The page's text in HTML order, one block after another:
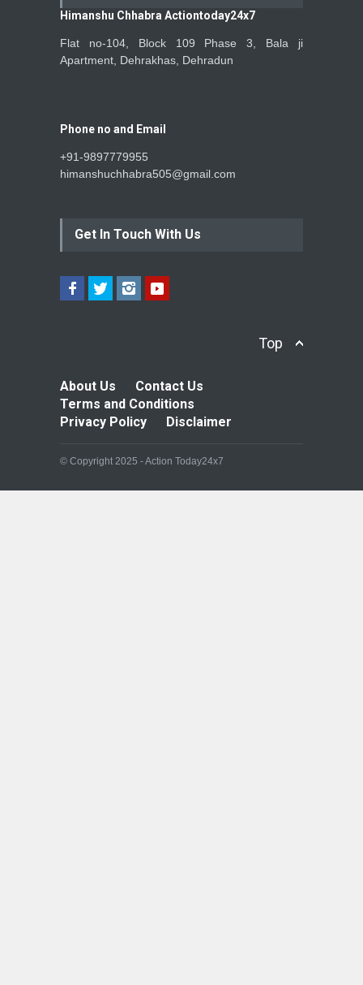
Himanshu Chhabra Actiontoday24x7
Flat no-104, Block 109 Phase 3, Bala ji
Apartment, Dehrakhas, Dehradun
Phone no and Email
+91-9897779955
himanshuchhabra505@gmail.com
Get In Touch With Us
Top
About Us
Contact Us
Terms and Conditions
Privacy Policy
Disclaimer
© Copyright 2025 - Action Today24x7